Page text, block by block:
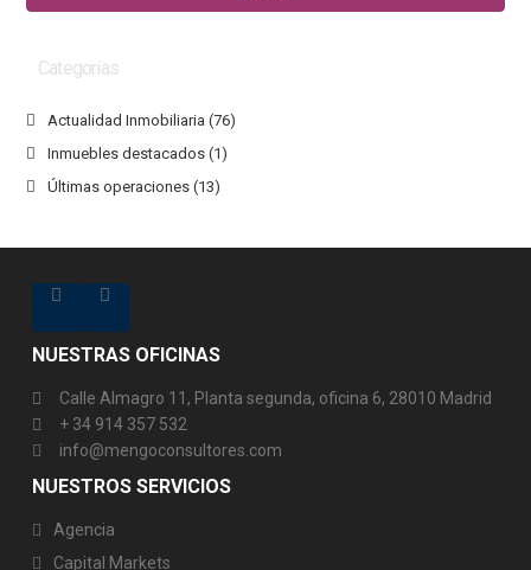
Categorías
Actualidad Inmobiliaria (76)
Inmuebles destacados (1)
Últimas operaciones (13)
NUESTRAS OFICINAS
Calle Almagro 11, Planta segunda, oficina 6, 28010 Madrid
+ 34 914 357 532
info@mengoconsultores.com
NUESTROS SERVICIOS
Agencia
Capital Markets